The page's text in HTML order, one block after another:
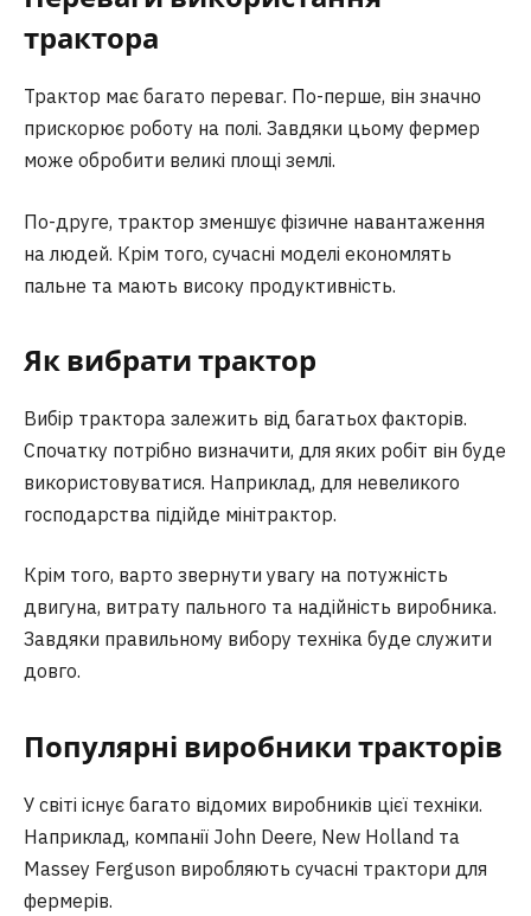
трактора
Трактор має багато переваг. По-перше, він значно
прискорює роботу на полі. Завдяки цьому фермер
може обробити великі площі землі.
По-друге, трактор зменшує фізичне навантаження
на людей. Крім того, сучасні моделі економлять
пальне та мають високу продуктивність.
Як вибрати трактор
Вибір трактора залежить від багатьох факторів.
Спочатку потрібно визначити, для яких робіт він буде
використовуватися. Наприклад, для невеликого
господарства підійде мінітрактор.
Крім того, варто звернути увагу на потужність
двигуна, витрату пального та надійність виробника.
Завдяки правильному вибору техніка буде служити
довго.
Популярні виробники тракторів
У світі існує багато відомих виробників цієї техніки.
Наприклад, компанії John Deere, New Holland та
Massey Ferguson виробляють сучасні трактори для
фермерів.